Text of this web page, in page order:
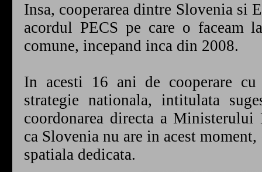
Insa, cooperarea dintre Slovenia si
acordul PECS pe care o faceam
comune, incepand inca din 2008.
In acesti 16 ani de cooperare
strategie nationala, intitulata
coordonarea directa a
ca Slovenia nu are in acest
spatiala dedicata.